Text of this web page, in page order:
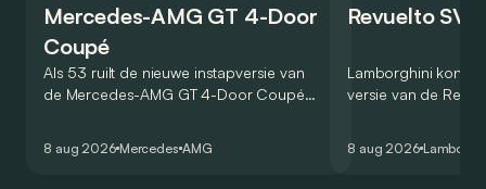
Mercedes-AMG GT 4-Door
Coupé
Als 53 ruilt de nieuwe instapversie van
de Mercedes-AMG GT 4-Door Coupé
8 aug 2026 Mercedes AMG
Revuelto SV
Lamborghini
versie van de
een record voor
8 aug 2026